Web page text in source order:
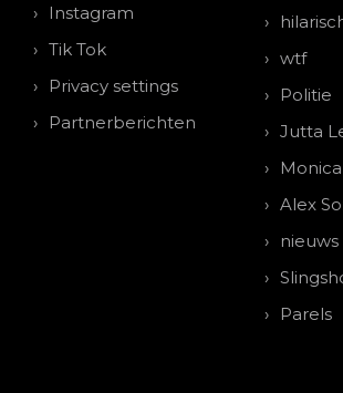
Instagram
Tik Tok
Privacy settings
Partnerberichten
wtf
Politie
Jutta
Alex
nieuws
Parels